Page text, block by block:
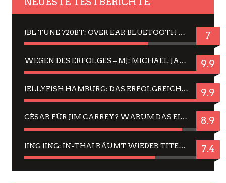
JBL TUNE 720BT: OVER EAR BLUETOOTH KOPFHÖRER UM DIE 50,-€ IM DAUER-TEST 7
WEGEN DES ERFOLGES – MJ: MICHAEL JACKSON MUSICAL IN EINER MATINEE SEHEN 9.9
JELLYFISH HAMBURG: DAS ERFOLGREICHE SOMMER-MENÜ 2025 IN GEFÜHLEN UND BILDERN 9.9
CÉSAR FÜR JIM CARREY? WARUM DAS EINER DER NERVIGSTEN ACTORS IST UND BLEIBT 8.9
JING JING: IN-THAI RÄUMT WIEDER TITEL AB – EIN ZWEI-STUNDEN-ERLEBNISBERICHT 7.4